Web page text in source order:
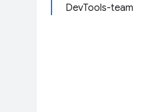
DevTools-team